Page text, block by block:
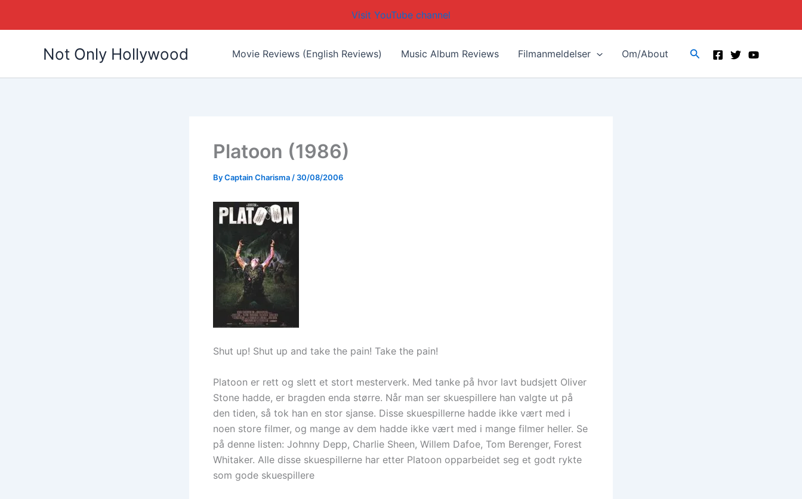
Visit YouTube channel
Not Only Hollywood Movie Reviews (English Reviews) Music Album Reviews Filmanmeldelser Om/About Search
Platoon (1986)
ByCaptain Charisma/ 30/08/2006
Shut up! Shut up and take the pain! Take the pain!
Platoon er rett og slett et stort mesterverk. Med tanke på hvor lavt budsjett Oliver
Stone hadde, er bragden enda større. Når man ser skuespillere han valgte ut på
den tiden, så tok han en stor sjanse. Disse skuespillerne hadde ikke vært med i
noen store filmer, og mange av dem hadde ikke vært med i mange filmer heller. Se
på denne listen: Johnny Depp, Charlie Sheen, Willem Dafoe, Tom Berenger, Forest
Whitaker. Alle disse skuespillerne har etter Platoon opparbeidet seg et godt rykte
som gode skuespillere